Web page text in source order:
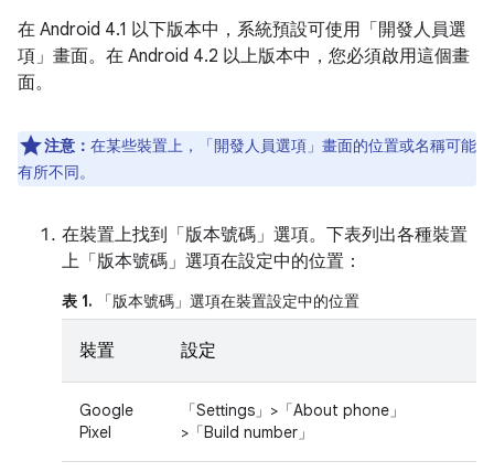
在 Android 4.1 以下版本中，系統預設可使用「開發人員選
項」 畫面。在 Android 4.2 以上版本中，您必須啟用這個畫
面。
注意： 在某些裝置上，「開發人員選項」 畫面的位置或名稱可能
有所不同。
在裝置上找到「版本號碼」 選項。下表列出各種裝置
上「版本號碼」 選項在設定中的位置：
表 1. 「版本號碼」 選項在裝置設定中的位置
裝置 設定
Google
Pixel
「Settings」>「About phone」
>「Build number」